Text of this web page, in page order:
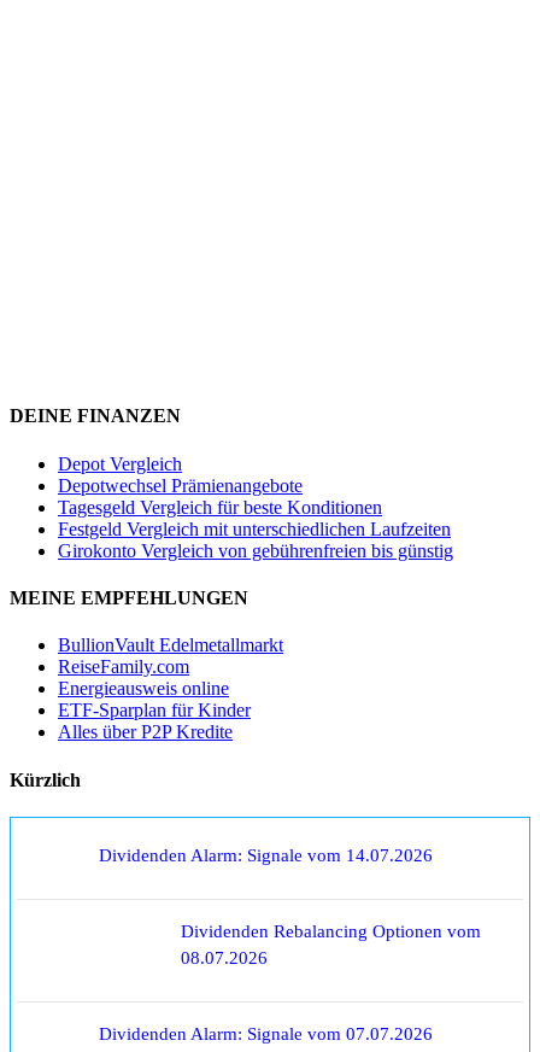
DEINE FINANZEN
Depot Vergleich
Depotwechsel Prämienangebote
Tagesgeld Vergleich für beste Konditionen
Festgeld Vergleich mit unterschiedlichen Laufzeiten
Girokonto Vergleich von gebührenfreien bis günstig
MEINE EMPFEHLUNGEN
BullionVault Edelmetallmarkt
ReiseFamily.com
Energieausweis online
ETF-Sparplan für Kinder
Alles über P2P Kredite
Kürzlich
Dividenden Alarm: Signale vom 14.07.2026
Dividenden Rebalancing Optionen vom
08.07.2026
Dividenden Alarm: Signale vom 07.07.2026